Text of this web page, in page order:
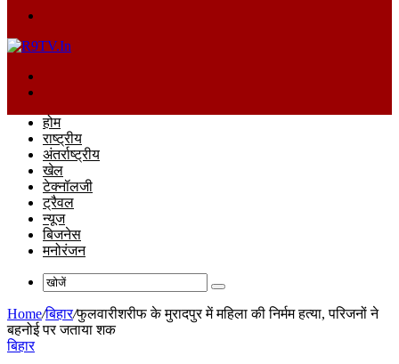
होम
राष्ट्रीय
अंतर्राष्ट्रीय
खेल
टेक्नॉलजी
ट्रैवल
न्यूज
बिजनेस
मनोरंजन
खोजें
Home/बिहार/फुलवारीशरीफ के मुरादपुर में महिला की निर्मम हत्या, परिजनों ने
बहनोई पर जताया शक
बिहार